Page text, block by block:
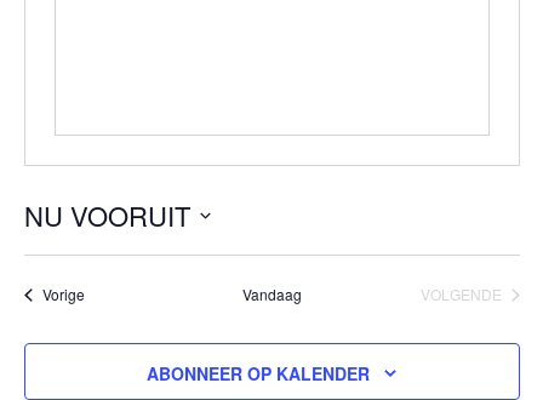
NU VOORUIT
datum.
VorigeEvenementen Vandaag
VOLGENDE
ABONNEER OP KALENDER